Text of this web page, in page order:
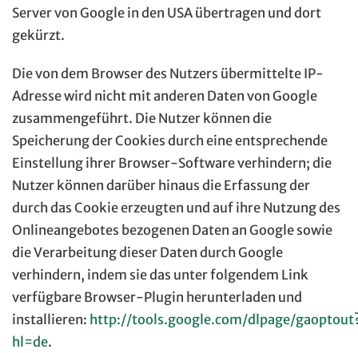
Server von Google in den USA übertragen und dort
gekürzt.
Die von dem Browser des Nutzers übermittelte IP-
Adresse wird nicht mit anderen Daten von Google
zusammengeführt. Die Nutzer können die
Speicherung der Cookies durch eine entsprechende
Einstellung ihrer Browser-Software verhindern; die
Nutzer können darüber hinaus die Erfassung der
durch das Cookie erzeugten und auf ihre Nutzung des
Onlineangebotes bezogenen Daten an Google sowie
die Verarbeitung dieser Daten durch Google
verhindern, indem sie das unter folgendem Link
verfügbare Browser-Plugin herunterladen und
installieren: http://tools.google.com/dlpage/
hl=de.